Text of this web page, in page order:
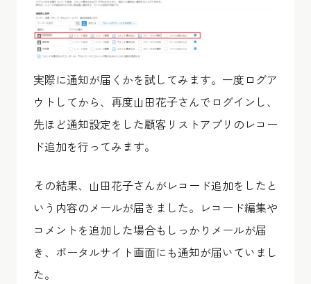
実際に通知が届くかを試してみます。一度ログア
ウトしてから、再度山田花子さんでログインし、
先ほど通知設定をした顧客リストアプリのレコー
ド追加を行ってみます。
その結果、山田花子さんがレコード追加をしたと
いう内容のメールが届きました。レコード編集や
コメントを追加した場合もしっかりメールが届
き、ポータルサイト画面にも通知が届いていまし
た。